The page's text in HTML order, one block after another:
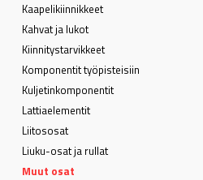
Kaapeli­kiinnikkeet
Kahvat ja lukot
Kiinnitystarvikkeet
Komponentit työpisteisiin
Kuljetin­komponentit
Lattia­elementit
Liitososat
Liuku-osat ja rullat
Muut osat